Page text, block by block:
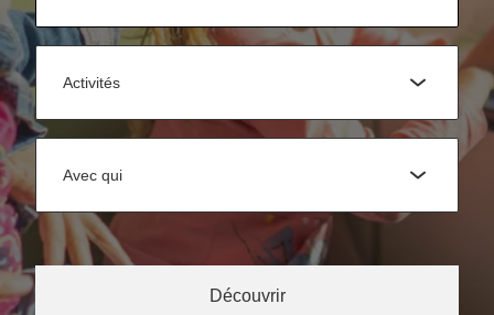
Activités
Avec qui
Découvrir